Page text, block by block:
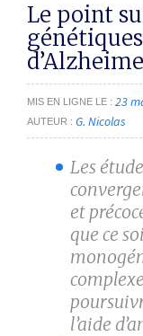
Le point
MIS EN LIGNE LE 23
AUTEUR G. Nicolas
Les
et
que ce
l’aide